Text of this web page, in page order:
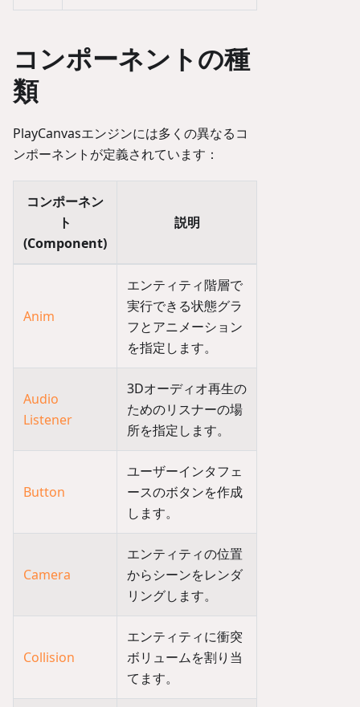
コンポーネントの種
類
PlayCanvasエンジンには多くの異なるコ
ンポーネントが定義されています：
コンポーネン
ト
(Component)
説明
Anim
エンティティ階層で
実行できる状態グラ
フとアニメーション
を指定します。
Audio
Listener
3Dオーディオ再生の
ためのリスナーの場
所を指定します。
Button
ユーザーインタフェ
ースのボタンを作成
します。
Camera
エンティティの位置
からシーンをレンダ
リングします。
Collision
エンティティに衝突
ボリュームを割り当
てます。